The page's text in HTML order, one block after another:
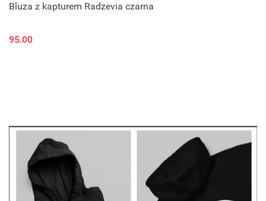
Bluza z kapturem Radzevia czarna
95.00